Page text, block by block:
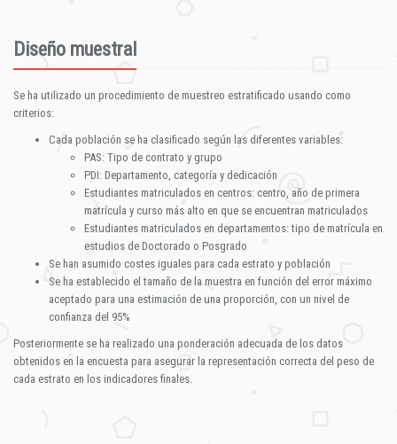
Diseño muestral
Se ha utilizado un procedimiento de muestreo estratificado usando como
criterios:
Cada población se ha clasificado según las diferentes variables:
PAS: Tipo de contrato y grupo
PDI: Departamento, categoría y dedicación
Estudiantes matriculados en centros: centro, año de primera
matrícula y curso más alto en que se encuentran matriculados
Estudiantes matriculados en departamentos: tipo de matrícula en
estudios de Doctorado o Posgrado
Se han asumido costes iguales para cada estrato y población
Se ha establecido el tamaño de la muestra en función del error máximo
aceptado para una estimación de una proporción, con un nivel de
confianza del 95%
Posteriormente se ha realizado una ponderación adecuada de los datos
obtenidos en la encuesta para asegurar la representación correcta del peso de
cada estrato en los indicadores finales.